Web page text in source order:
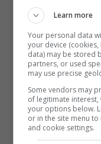
è quello
Milan, Roma,
che possono
tendando di
tempo. Solo
consentirà alle
affinare le
Learn more
Your personal data
your device
data) may be stored
partners, or used
may use precise
Some vendors may
of legitimate
your options below.
or in the site menu
and cookie settings.